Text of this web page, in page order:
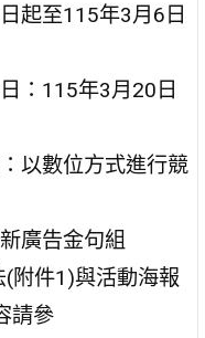
起至115年3月6日
：115年3月20日
以數位方式進行競
廣告金句組
附件1)與活動海報
請參